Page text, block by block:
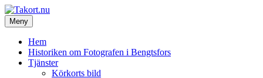
Hoppa
till
innehåll
Takort.nu
Meny
Hem
Historiken om Fotografen i Bengtsfors
Tjänster
Körkorts bild